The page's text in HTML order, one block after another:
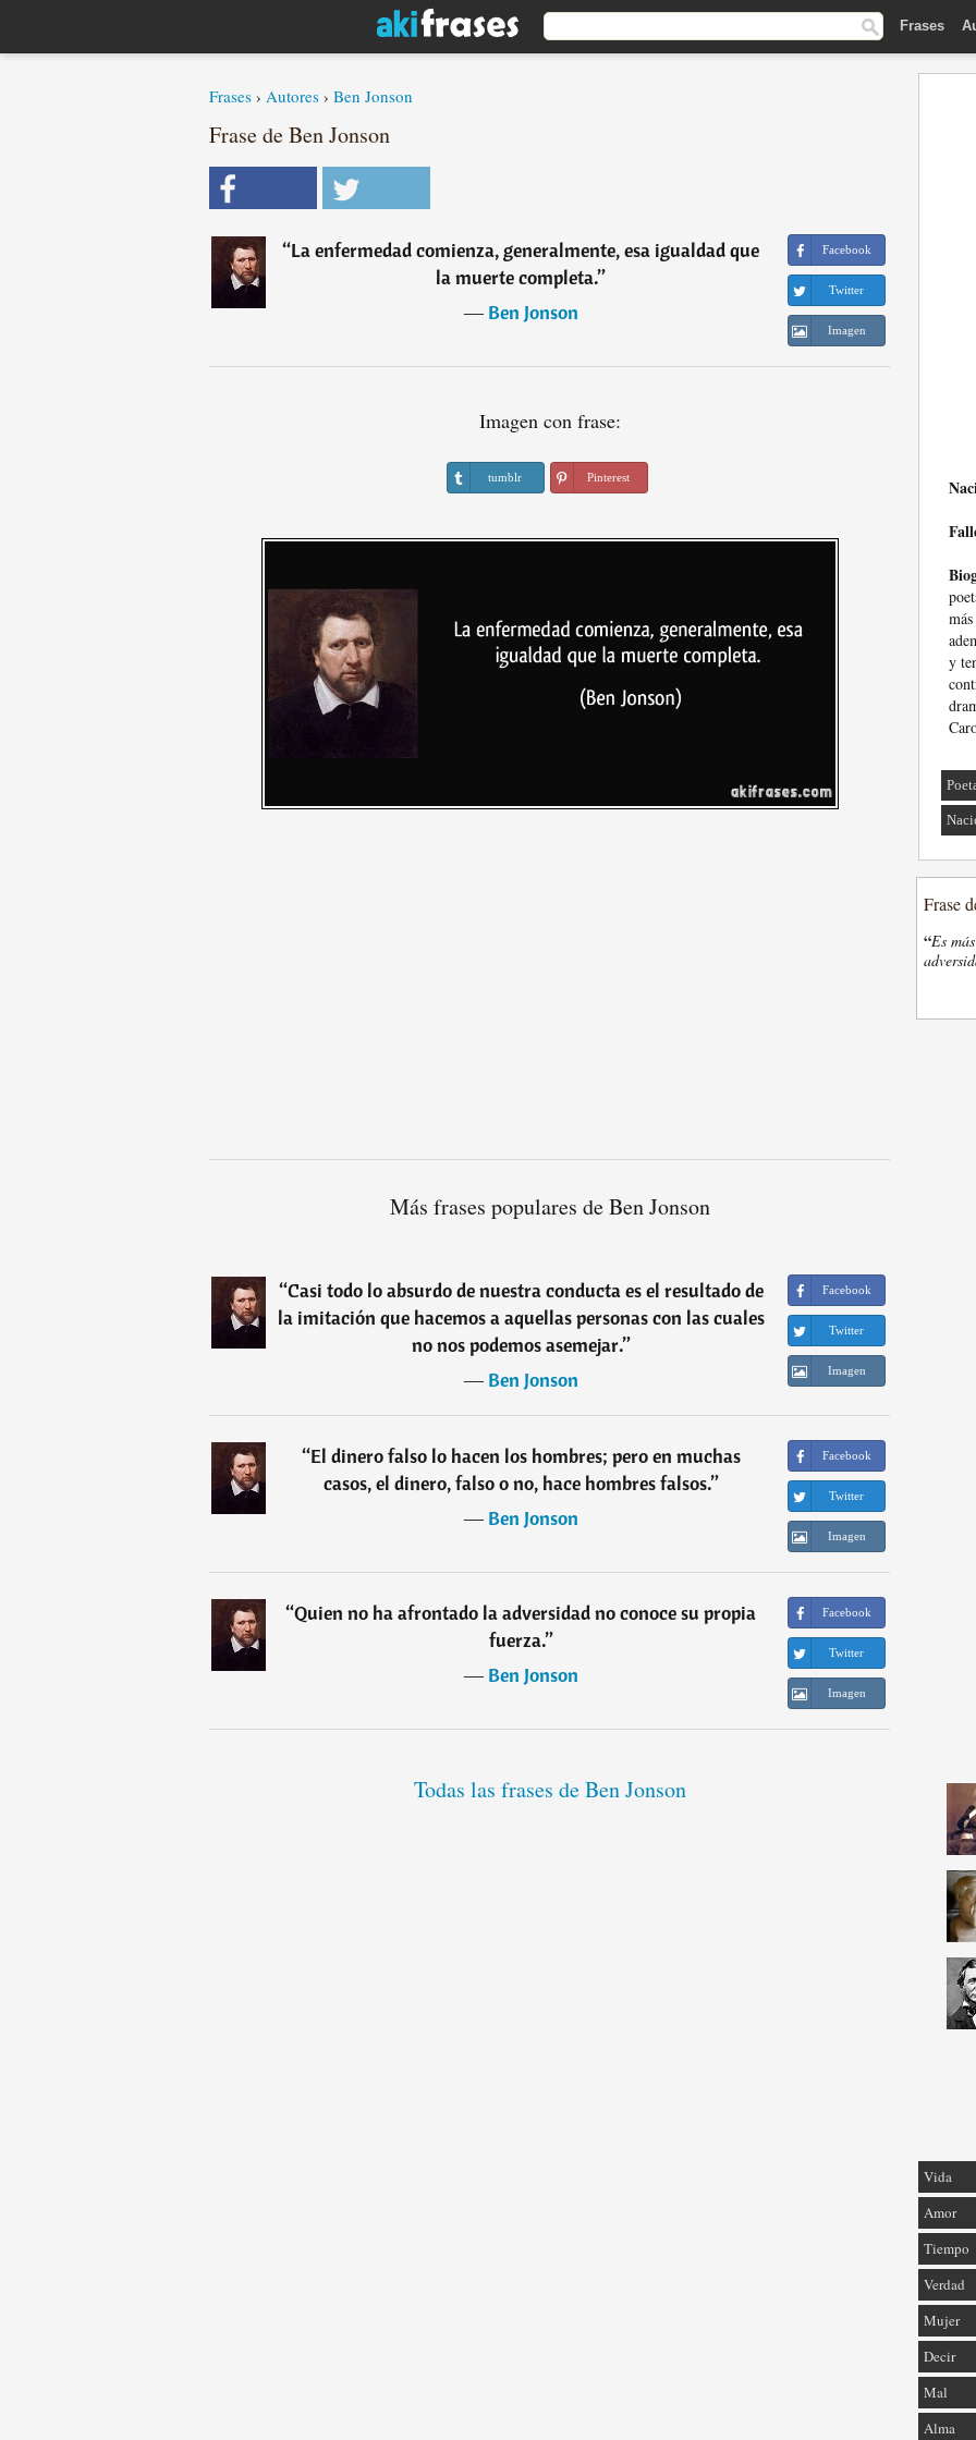
Frases
Frases › Autores › Ben Jonson
Frase de Ben Jonson
“La enfermedad comienza, generalmente, esa igualdad que
la muerte completa.”
―Ben Jonson
Facebook
Twitter
Imagen
Imagen con frase:
tumblr Pinterest
Más frases populares de Ben Jonson
“Casi todo lo absurdo de nuestra conducta es el resultado de
la imitación que hacemos a aquellas personas con las cuales
no nos podemos asemejar.”
―Ben Jonson
Facebook
Twitter
Imagen
“El dinero falso lo hacen los hombres; pero en muchas
casos, el dinero, falso o no, hace hombres falsos.”
―Ben Jonson
Facebook
Twitter
Imagen
“Quien no ha afrontado la adversidad no conoce su propia
fuerza.”
―Ben Jonson
Facebook
Twitter
Imagen
Todas las frases de Ben Jonson
y
Frase
“Es
Vida
Amor
Tiempo
Verdad
Mujer
Decir
Mal
Alma